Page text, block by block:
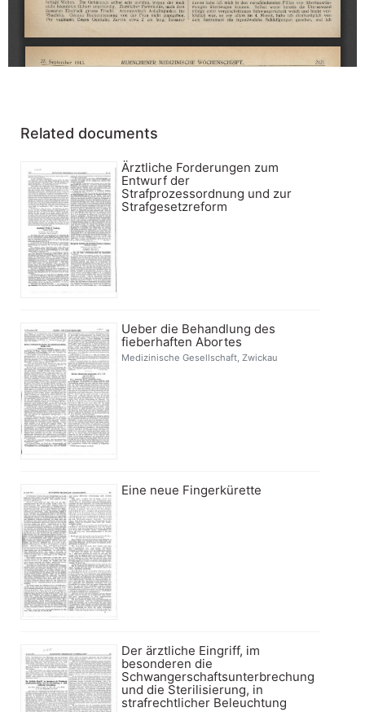
Related documents
Ärztliche Forderungen zum
Entwurf der
Strafprozessordnung und zur
Strafgesetzreform
Ueber die Behandlung des
fieberhaften Abortes
Medizinische Gesellschaft, Zwickau
Eine neue Fingerkürette
Der ärztliche Eingriff, im
besonderen die
Schwangerschaftsunterbrechung
und die Sterilisierung, in
strafrechtlicher Beleuchtung